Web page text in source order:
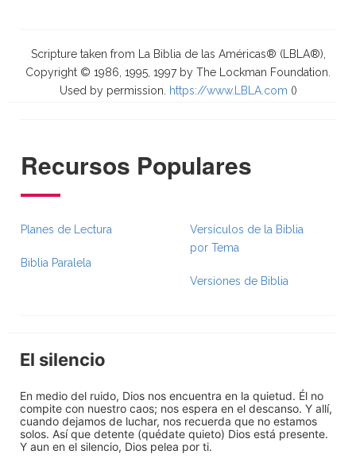
Scripture taken from La Biblia de las Américas® (LBLA®),
Copyright © 1986, 1995, 1997 by The Lockman Foundation.
Used by permission.
https://www.LBLA.com ()
Recursos Populares
Planes de Lectura
Biblia Paralela
Versículos de la Biblia
por Tema
Versiones de Biblia
El silencio
En medio del ruido, Dios nos encuentra en la quietud. Él no
compite con nuestro caos; nos espera en el descanso. Y allí,
cuando dejamos de luchar, nos recuerda que no estamos
solos. Así que detente (quédate quieto) Dios está presente.
Y aun en el silencio, Dios pelea por ti.